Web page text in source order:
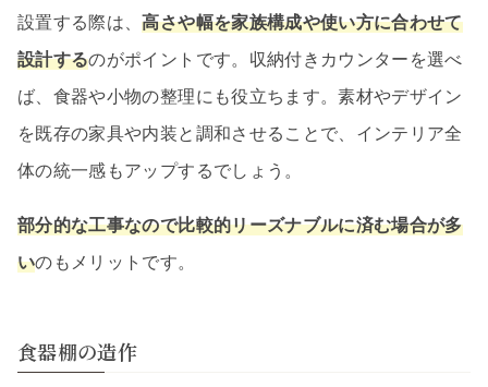
設置する際は、高さや幅を家族構成や使い方に合わせて
設計するのがポイントです。収納付きカウンターを選べ
ば、食器や小物の整理にも役立ちます。素材やデザイン
を既存の家具や内装と調和させることで、インテリア全
体の統一感もアップするでしょう。
部分的な工事なので比較的リーズナブルに済む場合が多
いのもメリットです。
食器棚の造作